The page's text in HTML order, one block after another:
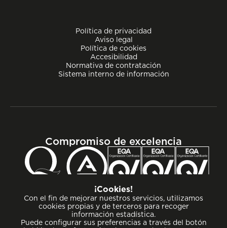
Política de privacidad
Aviso legal
Política de cookies
Accesibilidad
Normativa de contratación
Sistema interno de información
Compromiso de excelencia
¡Cookies!
Con el fin de mejorar nuestros servicios, utilizamos
cookies propias y de terceros para recoger
información estadística.
Puede configurar sus preferencias a través del botón